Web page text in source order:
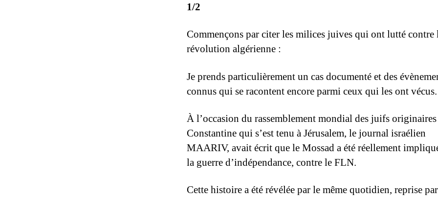
1/2
Commençons par citer les milices juives qui ont lutté contre
révolution algérienne :
Je prends particulièrement un cas documenté et des
connus qui se racontent encore parmi ceux qui les ont vécus.
À l’occasion du rassemblement mondial des juifs
Constantine qui s’est tenu à Jérusalem, le journal israélien
MAARIV, avait écrit que le Mossad a été réellement
la guerre d’indépendance, contre le FLN.
Cette histoire a été révélée par le même quotidien, reprise